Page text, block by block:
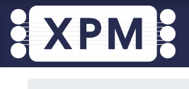
Ir al contenido